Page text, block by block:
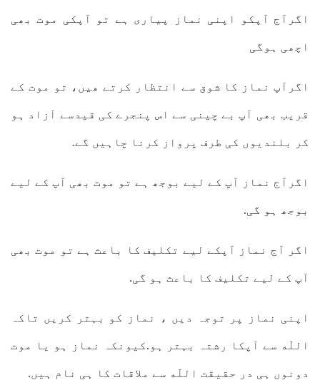
اگرآج آپکو اپنی نماز پیاری ہے تو آپکی موت بھی
اچھی ہوگی
اگرآپ نماز کا شوق سے انتظار کرتے ھیں، تو موت کے
قریب بھی آپ بے چینی سے اس پنجرے کی قیدسے آزاد ہو
کر بلندیوں کی طرف پرواز کرنا چاہیں گے.
اگرآج نماز آپ کے لیے بوجھ ہے تو موت بھی آپ کے لیے
بوجھ ہو گی.
اگر آج نماز آپکے لیے تکلیف کا باعث ہے تو موت بھی
آپ کے لیے تکلیف کا باعث ہو گی.
اپنی نماز پر توجہ دیں ، نماز کو بہتر کریں تاکہ
اللّه سے آپکا رشتہ بہتر ہو.کیونکہ نماز ہو یا موت
دونوں ہی در حقیقت اللّه سے ملاقات کا ہی نام ہیں.